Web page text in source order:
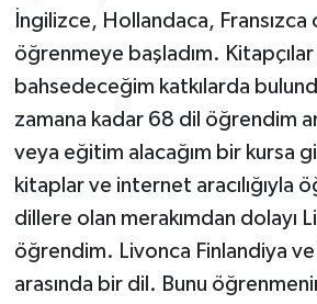
İngilizce, Hollandaca, Fransızca
öğrenmeye başladım.
bahsedeceğim katkılarda
zamana kadar 68 dil öğrendim
veya eğitim alacağım bir kursa
kitaplar ve internet aracılığıyla
dillere olan merakımdan dolayı
öğrendim. Livonca Finlandiya
arasında bir dil. Bunu